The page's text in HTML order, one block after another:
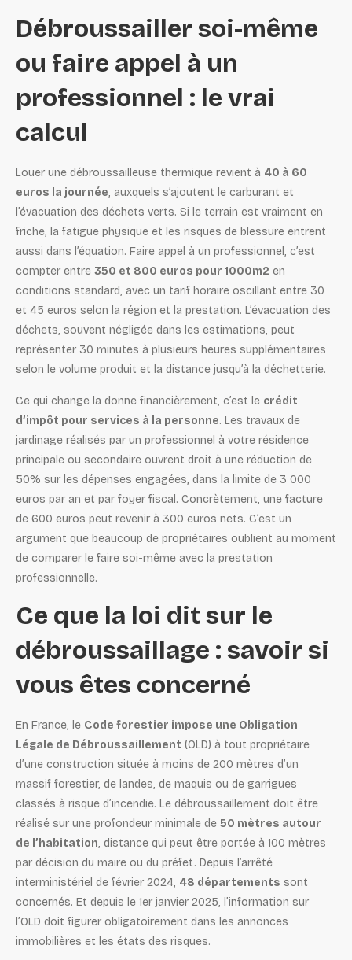
Débroussailler soi-même
ou faire appel à un
professionnel : le vrai
calcul
Louer une débroussailleuse thermique revient à 40 à 60
euros la journée, auxquels s’ajoutent le carburant et
l’évacuation des déchets verts. Si le terrain est vraiment en
friche, la fatigue physique et les risques de blessure entrent
aussi dans l’équation. Faire appel à un professionnel, c’est
compter entre 350 et 800 euros pour 1000m2 en
conditions standard, avec un tarif horaire oscillant entre 30
et 45 euros selon la région et la prestation. L’évacuation des
déchets, souvent négligée dans les estimations, peut
représenter 30 minutes à plusieurs heures supplémentaires
selon le volume produit et la distance jusqu’à la déchetterie.
Ce qui change la donne financièrement, c’est le crédit
d’impôt pour services à la personne. Les travaux de
jardinage réalisés par un professionnel à votre résidence
principale ou secondaire ouvrent droit à une réduction de
50% sur les dépenses engagées, dans la limite de 3 000
euros par an et par foyer fiscal. Concrètement, une facture
de 600 euros peut revenir à 300 euros nets. C’est un
argument que beaucoup de propriétaires oublient au moment
de comparer le faire soi-même avec la prestation
professionnelle.
Ce que la loi dit sur le
débroussaillage : savoir si
vous êtes concerné
En France, le Code forestier impose une Obligation
Légale de Débroussaillement (OLD) à tout propriétaire
d’une construction située à moins de 200 mètres d’un
massif forestier, de landes, de maquis ou de garrigues
classés à risque d’incendie. Le débroussaillement doit être
réalisé sur une profondeur minimale de 50 mètres autour
de l’habitation, distance qui peut être portée à 100 mètres
par décision du maire ou du préfet. Depuis l’arrêté
interministériel de février 2024, 48 départements sont
concernés. Et depuis le 1er janvier 2025, l’information sur
l’OLD doit figurer obligatoirement dans les annonces
immobilières et les états des risques.